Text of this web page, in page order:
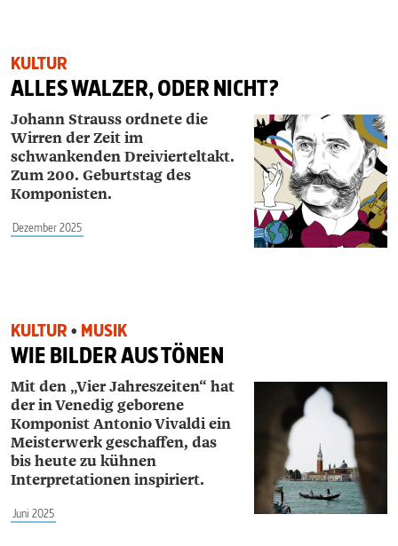
KULTUR
ALLES WALZER, ODER NICHT?
Johann Strauss ordnete die
Wirren der Zeit im
schwankenden Dreivierteltakt.
Zum 200. Geburtstag des
Komponisten.
Dezember 2025
KULTUR • MUSIK
WIE BILDER AUS TÖNEN
Mit den „Vier Jahreszeiten“ hat
der in Venedig geborene
Komponist Antonio Vivaldi ein
Meisterwerk geschaffen, das
bis heute zu kühnen
Interpretationen inspiriert.
Juni 2025